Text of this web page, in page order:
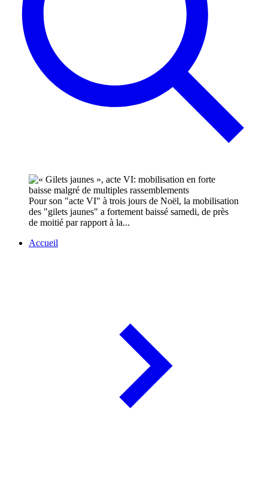
Pour son "acte VI" à trois jours de Noël, la mobilisation
des "gilets jaunes" a fortement baissé samedi, de près
de moitié par rapport à la...
Accueil